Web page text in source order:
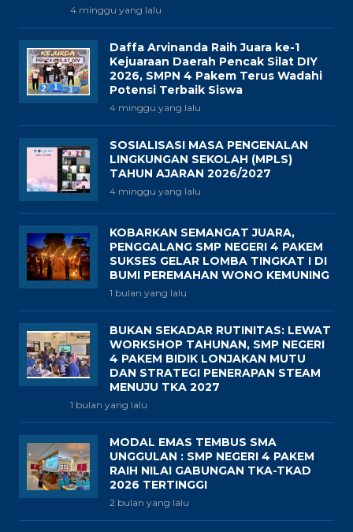
4 minggu yang lalu
Daffa Arvinanda Raih Juara ke-1
Kejuaraan Daerah Pencak Silat DIY
2026, SMPN 4 Pakem Terus Wadahi
Potensi Terbaik Siswa
4 minggu yang lalu
SOSIALISASI MASA PENGENALAN
LINGKUNGAN SEKOLAH (MPLS)
TAHUN AJARAN 2026/2027
4 minggu yang lalu
KOBARKAN SEMANGAT JUARA,
PENGGALANG SMP NEGERI 4 PAKEM
SUKSES GELAR LOMBA TINGKAT I DI
BUMI PEREMAHAN WONO KEMUNING
1 bulan yang lalu
BUKAN SEKADAR RUTINITAS: LEWAT
WORKSHOP TAHUNAN, SMP NEGERI
4 PAKEM BIDIK LONJAKAN MUTU
DAN STRATEGI PENERAPAN STEAM
MENUJU TKA 2027
1 bulan yang lalu
MODAL EMAS TEMBUS SMA
UNGGULAN : SMP NEGERI 4 PAKEM
RAIH NILAI GABUNGAN TKA-TKAD
2026 TERTINGGI
2 bulan yang lalu